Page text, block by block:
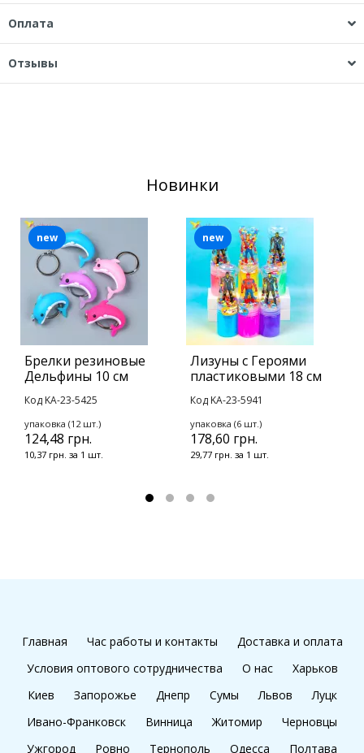
Оплата
Отзывы
Новинки
Брелки резиновые
Дельфины 10 см
Код KA-23-5425
упаковка (12 шт.)
124,48 грн.
10,37 грн. за 1 шт.
new
Лизуны с Героями
пластиковыми 18 см
Код KA-23-5941
упаковка (6 шт.)
178,60 грн.
29,77 грн. за 1 шт.
new
Главная Час работы и контакты
Доставка и оплата
Условия оптового сотрудничества
О нас
Харьков
Киев
Запорожье Днепр Сумы Львов
Луцк
Ивано-Франковск
Винница Житомир
Черновцы
Ужгород
Ровно Тернополь Одесса Полтава